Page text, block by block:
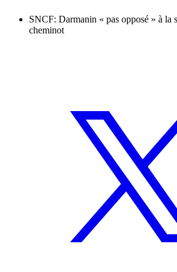
SNCF: Darmanin « pas opposé » à la
cheminot